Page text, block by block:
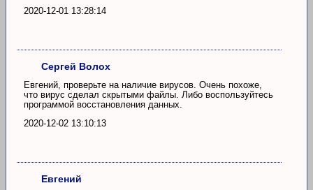
2020-12-01 13:28:14
Сергей Волох
Евгений, проверьте на наличие вирусов. Очень похоже,
что вирус сделал скрытыми файлы. Либо воспользуйтесь
программой восстановления данных.
2020-12-02 13:10:13
Евгений